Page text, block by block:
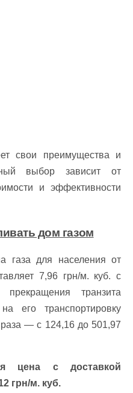
свои преимущества и
выбор зависит от
и эффективности
дом газом
газа для населения от
7,96 грн/м. куб. с
транзита
его транспортировку
— с 124,16 до 501,97
цена с доставкой
грн/м. куб.